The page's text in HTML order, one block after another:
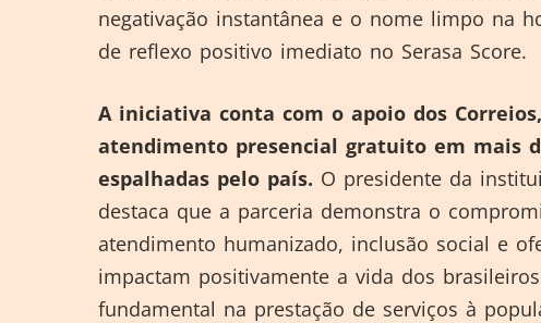
negativação instantânea e o nome limpo na
de reflexo positivo imediato no Serasa Score.
A iniciativa conta com o apoio dos
atendimento presencial gratuito em mais
espalhadas pelo país. O presidente da
destaca que a parceria demonstra o
atendimento humanizado, inclusão social e
impactam positivamente a vida dos
fundamental na prestação de serviços à